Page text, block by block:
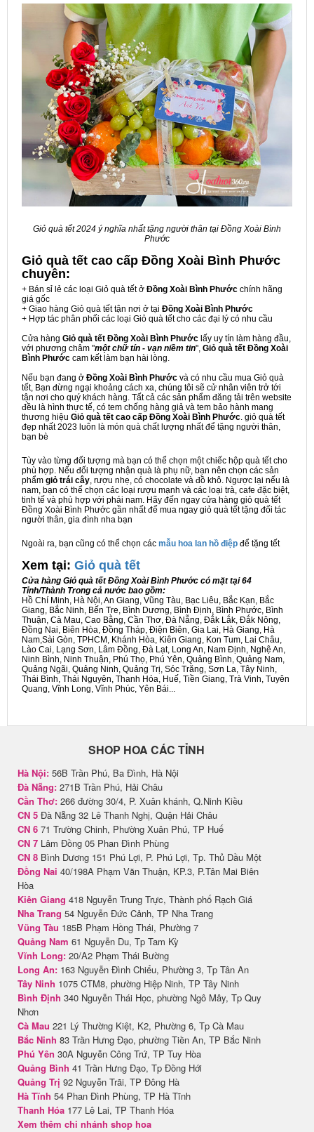
Giỏ quà tết 2024 ý nghĩa nhất tặng người thân tại Đồng Xoài Bình
Phước
Giỏ quà tết cao cấp Đồng Xoài Bình Phước
chuyên:
+ Bán sỉ lẻ các loại Giỏ quà tết ở Đồng Xoài Bình Phước chính hãng
giá gốc
+ Giao hàng Giỏ quà tết tận nơi ở tại Đồng Xoài Bình Phước
+ Hợp tác phân phối các loại Giỏ quà tết cho các đại lý có nhu cầu
Cửa hàng Giỏ quà tết Đồng Xoài Bình Phước lấy uy tín làm hàng đầu,
với phương châm "một chữ tín - vạn niềm tin", Giỏ quà tết Đồng Xoài
Bình Phước cam kết làm bạn hài lòng.
Nếu bạn đang ở Đồng Xoài Bình Phước và có nhu cầu mua Giỏ quà
tết, Bạn đừng ngại khoảng cách xa, chúng tôi sẽ cử nhân viên trở tới
tận nơi cho quý khách hàng. Tất cả các sản phẩm đăng tải trên website
đều là hình thực tế, có tem chống hàng giả và tem bảo hành mang
thương hiệu Giỏ quà tết cao cấp Đồng Xoài Bình Phước. giỏ quà tết
đẹp nhất 2023 luôn là món quà chất lượng nhất để tặng người thân,
bạn bè
Tùy vào từng đối tượng mà bạn có thể chọn một chiếc hộp quà tết cho
phù hợp. Nếu đối tượng nhận quà là phụ nữ, bạn nên chọn các sản
phẩm giỏ trái cây, rượu nhẹ, có chocolate và đồ khô. Ngược lại nếu là
nam, bạn có thể chọn các loại rượu mạnh và các loại trà, cafe đặc biệt,
tinh tế và phù hợp với phái nam. Hãy đến ngay cửa hàng giỏ quà tết
Đồng Xoài Bình Phước gần nhất để mua ngay giỏ quà tết tặng đối tác
người thân, gia đình nha bạn
Ngoài ra, bạn cũng có thể chọn các mẫu hoa lan hồ điệp để tặng tết
Xem tại: Giỏ quà tết
Cửa hàng Giỏ quà tết Đồng Xoài Bình Phước có mặt tại 64
Tỉnh/Thành Trong cả nước bao gồm:
Hồ Chí Minh, Hà Nội, An Giang, Vũng Tàu, Bạc Liêu, Bắc Kạn, Bắc
Giang, Bắc Ninh, Bến Tre, Bình Dương, Bình Định, Bình Phước, Bình
Thuận, Cà Mau, Cao Bằng, Cần Thơ, Đà Nẵng, Đắk Lắk, Đắk Nông,
Đồng Nai, Biên Hòa, Đồng Tháp, Điện Biên, Gia Lai, Hà Giang, Hà
Nam,Sài Gòn, TPHCM, Khánh Hòa, Kiên Giang, Kon Tum, Lai Châu,
Lào Cai, Lạng Sơn, Lâm Đồng, Đà Lạt, Long An, Nam Định, Nghệ An,
Ninh Bình, Ninh Thuận, Phú Thọ, Phú Yên, Quảng Bình, Quảng Nam,
Quảng Ngãi, Quảng Ninh, Quảng Trị, Sóc Trăng, Sơn La, Tây Ninh,
Thái Bình, Thái Nguyên, Thanh Hóa, Huế, Tiền Giang, Trà Vinh, Tuyên
Quang, Vĩnh Long, Vĩnh Phúc, Yên Bái...
SHOP HOA CÁC TỈNH
Hà Nội: 56B Trần Phú, Ba Đình, Hà Nội
Đà Nẵng: 271B Trần Phú, Hải Châu
Cần Thơ: 266 đường 30/4, P. Xuân khánh, Q.Ninh Kiều
CN 5 Đà Nẵng 32 Lê Thanh Nghị, Quận Hải Châu
CN 6 71 Trường Chinh, Phường Xuân Phú, TP Huế
CN 7 Lâm Đồng 05 Phan Đình Phùng
CN 8 Bình Dương 151 Phú Lợi, P. Phú Lợi, Tp. Thủ Dầu Một
Đồng Nai 40/198A Phạm Văn Thuận, KP.3, P.Tân Mai Biên
Hòa
Kiên Giang 418 Nguyễn Trung Trực, Thành phố Rạch Giá
Nha Trang 54 Nguyễn Đức Cảnh, TP Nha Trang
Vũng Tàu 185B Phạm Hồng Thái, Phường 7
Quảng Nam 61 Nguyễn Du, Tp Tam Kỳ
Vĩnh Long: 20/A2 Phạm Thái Bường
Long An: 163 Nguyễn Đình Chiểu, Phường 3, Tp Tân An
Tây Ninh 1075 CTM8, phường Hiệp Ninh, TP Tây Ninh
Bình Định 340 Nguyễn Thái Học, phường Ngô Mây, Tp Quy
Nhơn
Cà Mau 221 Lý Thường Kiệt, K2, Phường 6, Tp Cà Mau
Bắc Ninh 83 Trần Hưng Đạo, phường Tiền An, TP Bắc Ninh
Phú Yên 30A Nguyễn Công Trứ, TP Tuy Hòa
Quảng Bình 41 Trần Hưng Đạo, Tp Đồng Hới
Quảng Trị 92 Nguyễn Trãi, TP Đông Hà
Hà Tĩnh 54 Phan Đình Phùng, TP Hà Tĩnh
Thanh Hóa 177 Lê Lai, TP Thanh Hóa
Xem thêm chi nhánh shop hoa